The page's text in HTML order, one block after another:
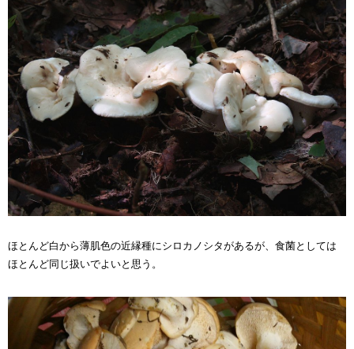
ほとんど白から薄肌色の近縁種にシロカノシタがあるが、食菌としては
ほとんど同じ扱いでよいと思う。